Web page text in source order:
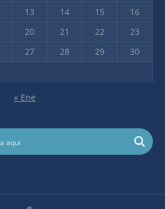
13 14 15
16
20 21 22
23
27 28 29
30
« Ene